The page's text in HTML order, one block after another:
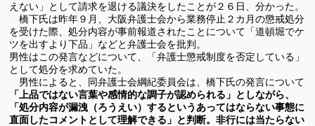
えない」として請求を退ける議決をしたことが２６日、分かった。
橋下氏は昨年９月、大阪弁護士会から業務停止２カ月の懲戒処分
を受けた際、処分内容が事前報道されたことについて「道頓堀でケ
ツを出すより下品」などと弁護士会を批判。
男性はこの発言などについて、「弁護士懲戒制度を否定している」
として処分を求めていた。
男性によると、同弁護士会綱紀委員会は、橋下氏の発言について
「上品ではない言葉や感情的な調子が認められる」としながら、
「処分内容が漏洩（ろうえい）するというあってはならない事態に
直面したコメントとして理解できる」と判断。非行には当たらない